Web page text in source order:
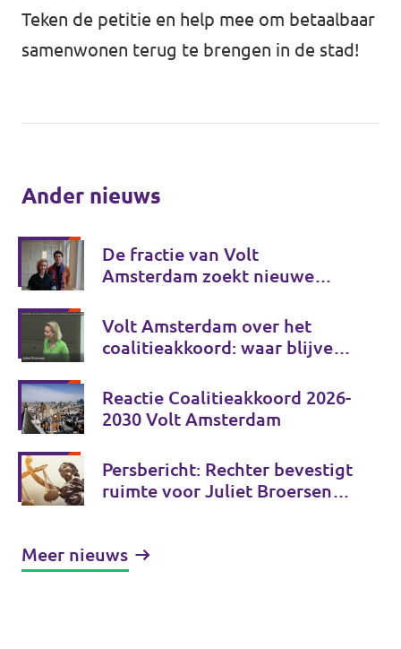
Teken de petitie en help mee om betaalbaar
samenwonen terug te brengen in de stad!
Ander nieuws
De fractie van Volt
Amsterdam zoekt nieuwe
Volt Amsterdam over het
coalitieakkoord: waar blijven
Reactie Coalitieakkoord 2026-
2030 Volt Amsterdam
Persbericht: Rechter bevestigt
ruimte voor Juliet Broersen
Meer nieuws